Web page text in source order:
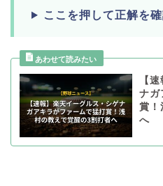
ここを押して正解を
【
ナガ
賞！
へ